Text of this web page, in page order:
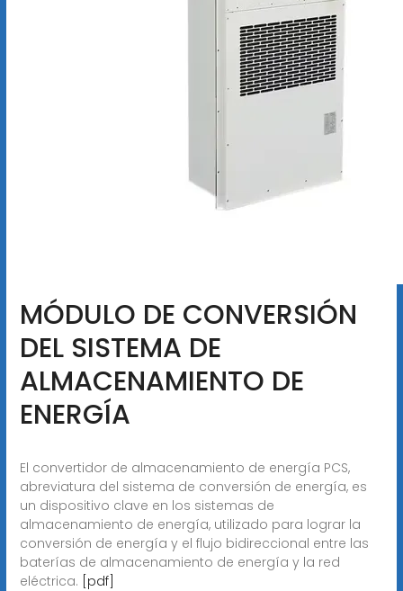
MÓDULO DE CONVERSIÓN
DEL SISTEMA DE
ALMACENAMIENTO DE
ENERGÍA
El convertidor de almacenamiento de energía PCS,
abreviatura del sistema de conversión de energía, es
un dispositivo clave en los sistemas de
almacenamiento de energía, utilizado para lograr la
conversión de energía y el flujo bidireccional entre las
baterías de almacenamiento de energía y la red
eléctrica. [pdf]